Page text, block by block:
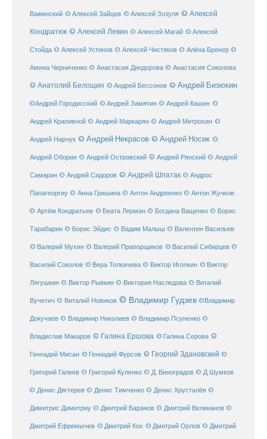
Важинский © Алексей Зайцев © Алексей Зозуля © Алексей
Кондратюк © Алексей Левин © Алексей Магай © Алексей
Стойда © Алексей Устинов © Алексей Чистяков © Алёна Бренер ©
Амина Черниченко © Анастасия Диодорова © Анастасия Соколова
© Анатолий Белощин © Андрей Бессонов © Андрей Бизюкин
©Андрей Городисский © Андрей Замятин © Андрей Кашин ©
Андрей Крапивной © Андрей Маркарян © Андрей Митрохин ©
Андрей Нарчук © Андрей Некрасов © Андрей Носик ©
Андрей Оборин © Андрей Островский © Андрей Рянский © Андрей
Самарин © Андрей Сидоров © Андрей Шпатак © Андрос
Папагеоргиу © Анна Гришина © Антон Андреенко © Антон Жучков
© Артём Кондратьев © Беата Лерман © Богдана Ващенко © Борис
Тарабарин © Борис Эйдис © Вадим Малыш © Валентин Васильев
© Валерий Мухин © Валерий Прапорщиков © Василий Сибирцев ©
Василий Соколов © Вера Толкачева © Виктор Иголкин © Виктор
Лягушкин © Виктор Рывкин © Виктория Наследова © Виталий
Вучетич © Виталий Новиков © Владимир Гудзев ©Владимир
Докучаев © Владимир Николаев © Владимир Псуненко ©
Владислав Макаров © Галина Ершова © Галина Серова ©
Геннадий Мисан © Геннадий Фурсов © Георгий Здановский ©
Григорий Галеев © Григорий Куленко © Д. Виноградов © Д Шумков
© Денис Дягтерев © Денис Тимченко © Денис Хрусталёв ©
Димитрис Димитриу © Дмитрий Баранов © Дмитрий Великанов ©
Дмитрий Ефремычев © Дмитрий Кох © Дмитрий Орлов © Дмитрий